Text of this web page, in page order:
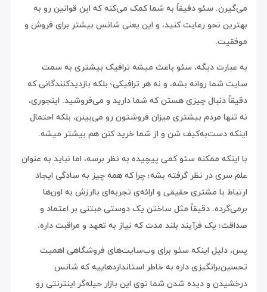
می‌گیرن. سئو دقیقاً به شما کمک می‌کنه که این قوانین رو به
بهترین نحو رعایت کنید، و این یعنی شانس بیشتر برای فروش و
موفقیت.
به عبارت دیگه، سئو باعث میشه ترافیک بیشتری به سمت
سایت شما روانه بشه، و نه هر ترافیکی؛ بلکه بازدیدکنندگانی که
دقیقاً دنبال چیزی هستن که شما دارید و می‌فروشید. اینجوری،
نه تنها مردم بیشتری میزان فروشتون رو می‌بینن، بلکه احتمال
اینکه دست‌به‌کیف شن و از شما خرید کنن هم بیشتر میشه.
با اینکه ممکنه سئو کمی پیچیده به نظر برسه، اما نباید به عنوان
علم سری در نظر گرفته بشه؛ چرا که همه چیز به سادگی ایجاد
ارتباط با مشتری حقیقی و ارائه‌ی تجربه‌ای باارزش به اون‌ها
برمی‌گرده. دقیقاً مثل ساختن یک دوستی مبتنی بر اعتماد و
صداقت؛ یک فرآیند بلند مدت که نیاز به تعهد و مراقبت داره.
پس، دلیل اینکه سئو برای وب‌سایت‌های فروشگاهی اهمیت
تحسین‌برانگیزی داره به خاطر استانداردهاییه که شانس
درخشیدن و دیده شدن شما توی این بازار حیله‌گر اینترنتی رو